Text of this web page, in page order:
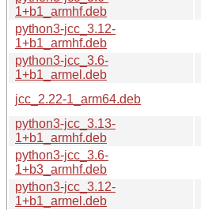
1+b1_armhf.deb
python3-jcc_3.12-
1+b1_armhf.deb
python3-jcc_3.6-
1+b1_armel.deb
jcc_2.22-1_arm64.deb
python3-jcc_3.13-
1+b1_armhf.deb
python3-jcc_3.6-
1+b3_armhf.deb
python3-jcc_3.12-
1+b1_armel.deb